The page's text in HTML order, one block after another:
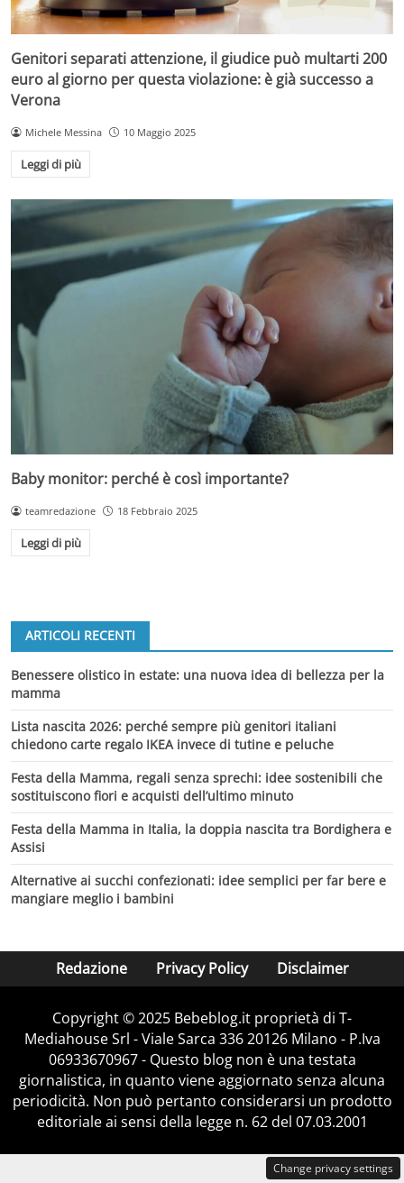
Genitori separati attenzione, il giudice può multarti 200
euro al giorno per questa violazione: è già successo a
Verona
Michele Messina 10 Maggio 2025
Leggi di più
Baby monitor: perché è così importante?
teamredazione 18 Febbraio 2025
Leggi di più
ARTICOLI RECENTI
Benessere olistico in estate: una nuova idea di bellezza per la
mamma
Lista nascita 2026: perché sempre più genitori italiani
chiedono carte regalo IKEA invece di tutine e peluche
Festa della Mamma, regali senza sprechi: idee sostenibili che
sostituiscono fiori e acquisti dell’ultimo minuto
Festa della Mamma in Italia, la doppia nascita tra Bordighera e
Assisi
Alternative ai succhi confezionati: idee semplici per far bere e
mangiare meglio i bambini
Redazione Privacy Policy Disclaimer
Copyright © 2025 Bebeblog.it proprietà di T-
Mediahouse Srl - Viale Sarca 336 20126 Milano - P.Iva
06933670967 - Questo blog non è una testata
giornalistica, in quanto viene aggiornato senza alcuna
periodicità. Non può pertanto considerarsi un prodotto
editoriale ai sensi della legge n. 62 del 07.03.2001
Change privacy settings